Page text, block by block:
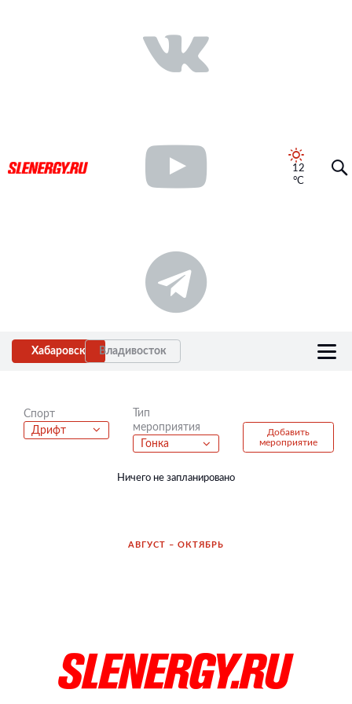
12
°C
Хабаровск Владивосток
Спорт
Дрифт
Тип
мероприятия
Гонка
Добавить
мероприятие
Ничего не запланировано
АВГУСТ – ОКТЯБРЬ